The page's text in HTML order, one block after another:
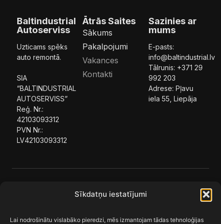
Sīkdatņu iestatījumi
Lai nodrošinātu vislabāko pieredzi, mēs izmantojam tādas tehnoloģijas
Baltindustrial
Autoserviss
Uzticams spēks
auto remontā.
SIA
“BALTINDUSTRIAL
AUTOSERVISS”
Reģ. Nr.:
42103093312
PVN Nr.:
LV42103093312
Ātrās Saites
Sākums
Pakalpojumi
Vakances
Kontakti
Sazinies ar
mums
E-pasts:
info@baltindustrial.lv
Tālrunis: +371 29
992 203
Adrese: Pļavu
iela 55, Liepāja
tiesības aizsargātas.